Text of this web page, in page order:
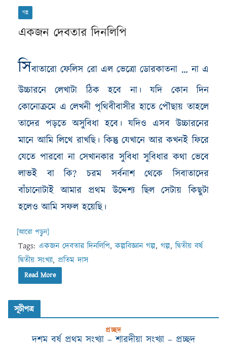
গল্প
একজন দেবতার দিনলিপি
সিবাতারো ফেলিস রো এল ভেত্রো ডোরকাতনা …না এ
উচ্চারনে লেখাটা ঠিক হবে না। যদি কোন দিন
কোনোক্রমে এ লেখনী পৃথিবীবাসীর হাতে পৌছায় তাহলে
তাদের পড়তে অসুবিধা হবে। যদিও এসব উচ্চারনের
মানে আমি লিখে রাখছি। কিন্তু যেখানে আর কখনই ফিরে
যেতে পারবো না সেখানকার সুবিধা সুবিধার কথা ভেবে
লাভই বা কি?চরম সর্বনাশ থেকে সিবাতাদের
বাঁচানোটাই আমার প্রথম উদ্দেশ্য ছিল সেটায় কিছুটা
হলেও আমি সফল হয়েছি।
[আরো পড়ুন]
Tags: একজন দেবতার দিনলিপি,কল্পবিজ্ঞান গল্প, গল্প,দ্বিতীয় বর্ষ
দ্বিতীয় সংখ্যা, প্রতিম দাস
Read More
সূচীপত্র
প্রচ্ছদ
দশম বর্ষ প্রথম সংখ্যা – শারদীয়া সংখ্যা – প্রচ্ছদ